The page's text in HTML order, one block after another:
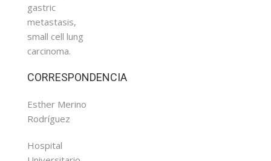
gastric
metastasis,
small cell lung
carcinoma.
CORRESPONDENCIA
Esther Merino
Rodríguez
Hospital